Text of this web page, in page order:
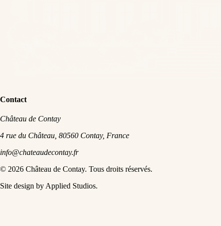
Contact
Château de Contay
4 rue du Château, 80560 Contay, France
info@chateaudecontay.fr
© 2026 Château de Contay. Tous droits réservés.
Site design by Applied Studios.